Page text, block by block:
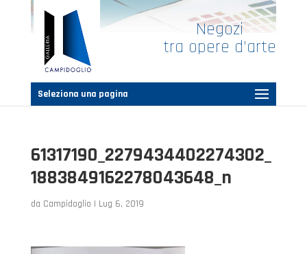
Negozi
tra opere d’arte
Seleziona una pagina
61317190_2279434402274302_
1883849162278043648_n
da Campidoglio | Lug 6, 2019